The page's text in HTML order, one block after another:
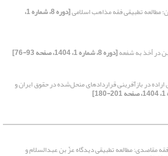
مطالعه تطبیقی فقه مذاهب اسلامی [دوره 8، شماره 1،
در أخذ به شفعه[دوره 8، شماره 1، 1404، صفحه 93-76]
اراده در بازآفرینی قراردادهای منحل‌شده در حقوق ایران و
مقاصدی: مطالعه تطبیقی دیدگاه عزّ بن عبدالسلام و